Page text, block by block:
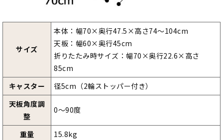
サイズ
本体：幅70×奥行47.5×高さ74～104cm
天板：幅60×奥行45cm
折りたたみ時サイズ：幅70×奥行22.6×高さ
85cm
キャスター
径5cm（2輪ストッパー付き）
天板角度調
整
0～90度
重量
15.8kg